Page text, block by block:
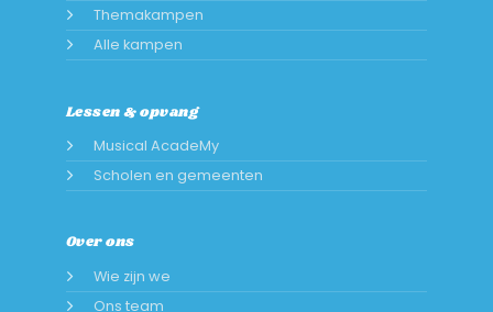
Themakampen
Alle kampen
Lessen & opvang
Musical AcadeMy
Scholen en gemeenten
Over ons
Wie zijn we
Ons team